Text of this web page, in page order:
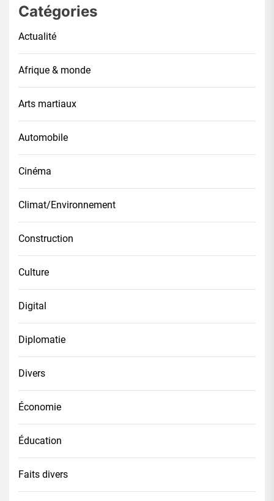
Catégories
Actualité
Afrique & monde
Arts martiaux
Automobile
Cinéma
Climat/Environnement
Construction
Culture
Digital
Diplomatie
Divers
Économie
Éducation
Faits divers